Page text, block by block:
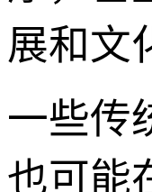
展和文
一些传
也可能